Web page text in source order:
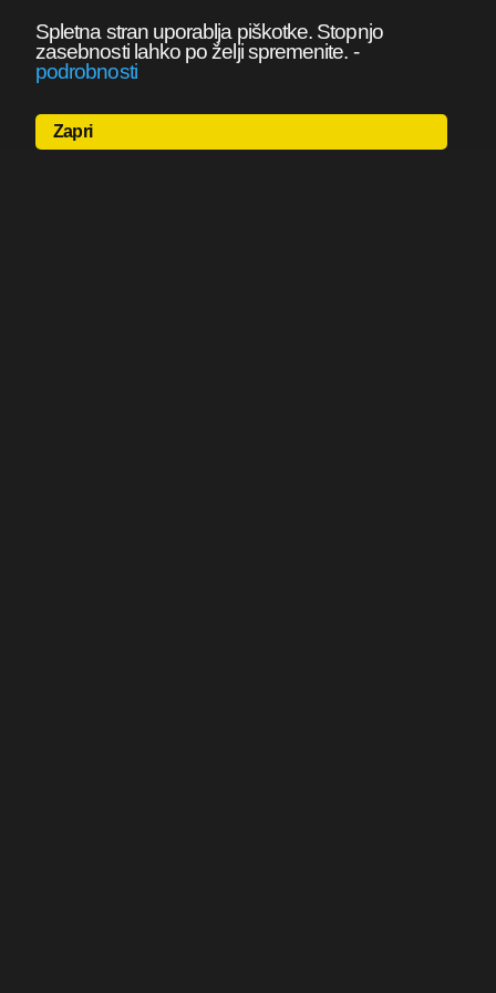
Spletna stran uporablja piškotke. Stopnjo
zasebnosti lahko po želji spremenite. -
podrobnosti
Zapri